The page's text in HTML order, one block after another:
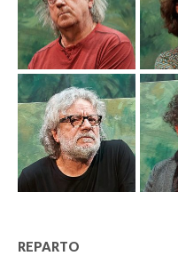
REPARTO